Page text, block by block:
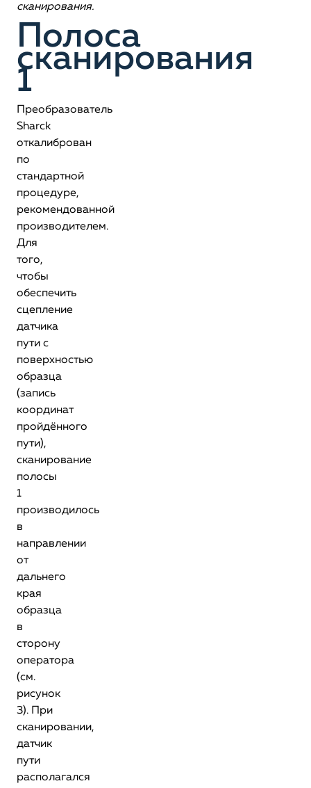
сканирования.
Полоса
сканирования
1
Преобразователь
Sharck
откалиброван
по
стандартной
процедуре,
рекомендованной
производителем.
Для
того,
чтобы
обеспечить
сцепление
датчика
пути с
поверхностью
образца
(запись
координат
пройдённого
пути),
сканирование
полосы
1
производилось
в
направлении
от
дальнего
края
образца
в
сторону
оператора
(см.
рисунок
3). При
сканировании,
датчик
пути
располагался